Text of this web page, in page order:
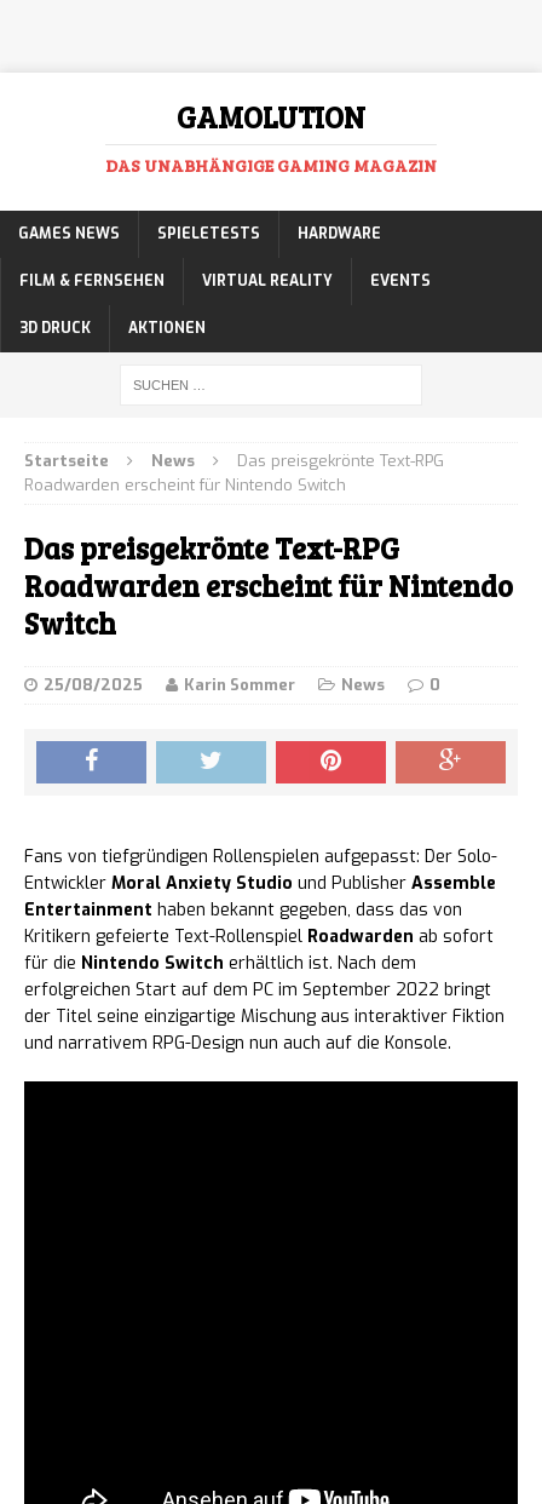
GAMOLUTION
DAS UNABHÄNGIGE GAMING MAGAZIN
GAMES NEWS SPIELETESTS HARDWARE
FILM & FERNSEHEN VIRTUAL REALITY EVENTS
3D DRUCK AKTIONEN
Startseite News
Das preisgekrönte Text-RPG
Roadwarden erscheint für Nintendo Switch
Das preisgekrönte Text-RPG
Roadwarden erscheint für Nintendo
Switch
25/08/2025 Karin Sommer News 0
Fans von tiefgründigen Rollenspielen aufgepasst: Der Solo-
Entwickler Moral Anxiety Studio und Publisher Assemble
Entertainment haben bekannt gegeben, dass das von
Kritikern gefeierte Text-Rollenspiel Roadwarden ab sofort
für die Nintendo Switch erhältlich ist. Nach dem
erfolgreichen Start auf dem PC im September 2022 bringt
der Titel seine einzigartige Mischung aus interaktiver Fiktion
und narrativem RPG-Design nun auch auf die Konsole.